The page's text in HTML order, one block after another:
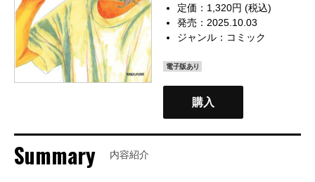
定価：1,320円 (税込)
発売：2025.10.03
ジャンル： コミック
電子版あり
購入
Summary 内容紹介